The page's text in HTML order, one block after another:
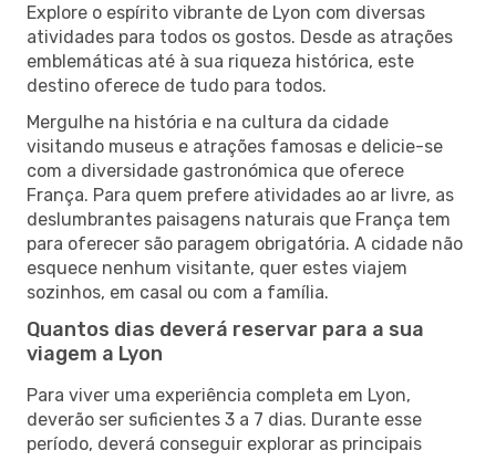
Explore o espírito vibrante de Lyon com diversas
atividades para todos os gostos. Desde as atrações
emblemáticas até à sua riqueza histórica, este
destino oferece de tudo para todos.
Mergulhe na história e na cultura da cidade
visitando museus e atrações famosas e delicie-se
com a diversidade gastronómica que oferece
França. Para quem prefere atividades ao ar livre, as
deslumbrantes paisagens naturais que França tem
para oferecer são paragem obrigatória. A cidade não
esquece nenhum visitante, quer estes viajem
sozinhos, em casal ou com a família.
Quantos dias deverá reservar para a sua
viagem a Lyon
Para viver uma experiência completa em Lyon,
deverão ser suficientes 3 a 7 dias. Durante esse
período, deverá conseguir explorar as principais